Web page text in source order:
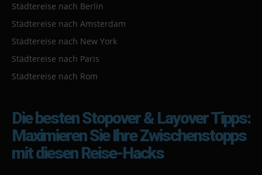
Städtereise nach Berlin
Städtereise nach Amsterdam
Städtereise nach New York
Städtereise nach Paris
Städtereise nach Rom
Die besten Stopover & Layover Tipps:
Maximieren Sie Ihre Zwischenstopps
mit diesen Reise-Hacks